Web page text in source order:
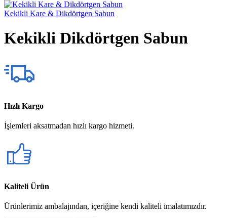
Kekikli Kare & Dikdörtgen Sabun
Kekikli Dikdörtgen Sabun
Hızlı Kargo
İşlemleri aksatmadan hızlı kargo hizmeti.
Kaliteli Ürün
Ürünlerimiz ambalajından, içeriğine kendi kaliteli imalatımızdır.